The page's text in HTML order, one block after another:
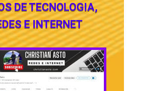
DE TECNOLOGIA,
E INTERNET